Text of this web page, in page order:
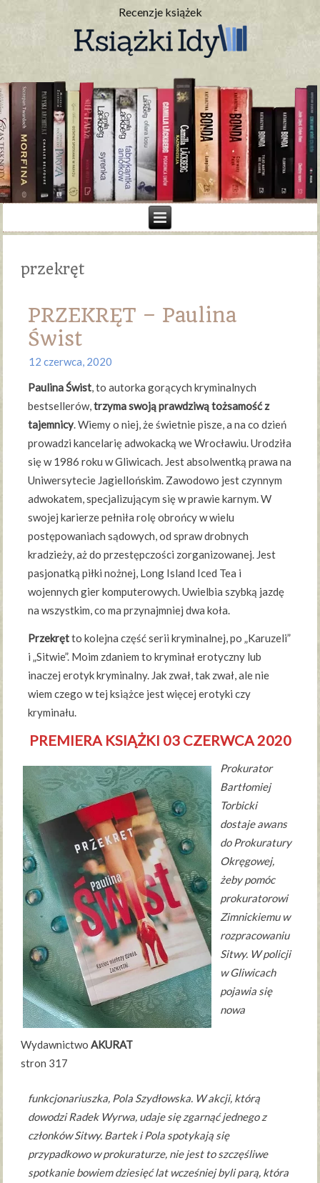
Recenzje książek
przekręt
PRZEKRĘT – Paulina
Świst
12 czerwca, 2020
Paulina Świst, to autorka gorących kryminalnych
bestsellerów,trzyma swoją prawdziwą tożsamość z
tajemnicy. Wiemy o niej, że świetnie pisze, a na co dzień
prowadzi kancelarię adwokacką we Wrocławiu. Urodziła
się w 1986 roku w Gliwicach. Jest absolwentką prawa na
Uniwersytecie Jagiellońskim. Zawodowo jest czynnym
adwokatem, specjalizującym się w prawie karnym. W
swojej karierze pełniła rolę obrońcy w wielu
postępowaniach sądowych, od spraw drobnych
kradzieży, aż do przestępczości zorganizowanej. Jest
pasjonatką piłki nożnej, Long Island Iced Tea i
wojennych gier komputerowych. Uwielbia szybką jazdę
na wszystkim, co ma przynajmniej dwa koła.
Przekrętto kolejna część serii kryminalnej, po „Karuzeli”
i „Sitwie”. Moim zdaniem to kryminał erotyczny lub
inaczej erotyk kryminalny. Jak zwał, tak zwał, ale nie
wiem czego w tej książce jest więcej erotyki czy
kryminału.
PREMIERA KSIĄŻKI 03 CZERWCA 2020
WydawnictwoAKURAT
stron 317
Prokurator
Bartłomiej
Torbicki
dostaje awans
do Prokuratury
Okręgowej,
żeby pomóc
prokuratorowi
Zimnickiemu w
rozpracowaniu
Sitwy. W policji
w Gliwicach
pojawia się
nowa
funkcjonariuszka, Pola Szydłowska. W akcji, którą
dowodzi Radek Wyrwa, udaje się zgarnąć jednego z
członków Sitwy. Bartek i Pola spotykają się
przypadkowo w prokuraturze, nie jest to szczęśliwe
spotkanie bowiem dziesięć lat wcześniej byli parą, która